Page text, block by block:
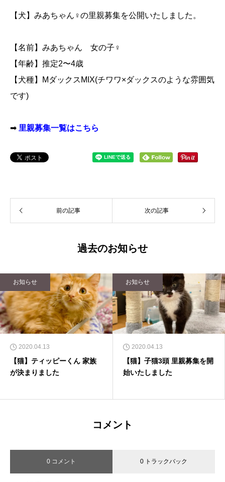
【犬】みあちゃん♀の里親募集を公開いたしました。
【名前】みあちゃん 女の子♀
【年齢】推定2〜4歳
【犬種】MダックスMIX(チワワ×ダックスのような雰囲気
です)
➡ 里親募集一覧はこちら
前の記事 次の記事
過去のお知らせ
お知らせ
2020.04.13
【猫】ティッピーくん 家族
が決まりました
お知らせ
2020.04.13
【猫】子猫3頭 里親募集を開
始いたしました
コメント
0 コメント 0 トラックバック